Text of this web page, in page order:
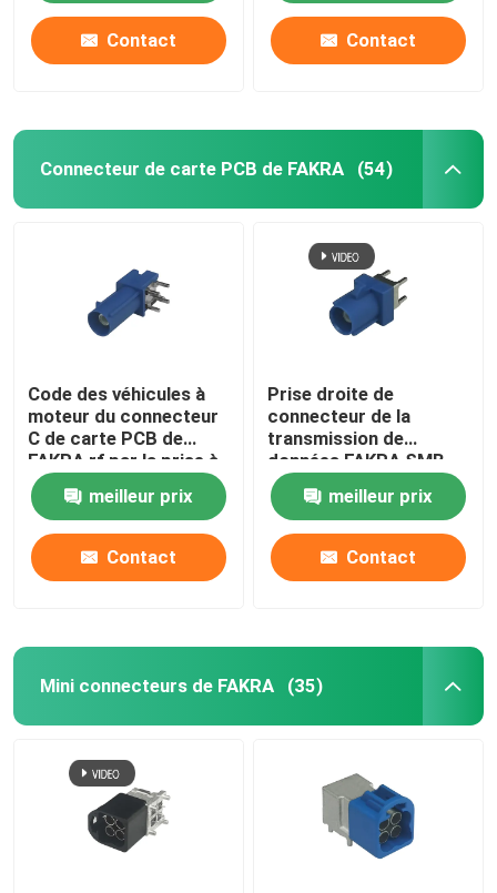
Contact Contact
Connecteur de carte PCB de FAKRA (54)
Code des véhicules à
moteur du connecteur
C de carte PCB de
FAKRA rf par la prise à
angle droit de trou
meilleur prix
Contact
Prise droite de
connecteur de la
transmission de
données FAKRA SMB
pour le bâti de panneau
de carte PCBmeilleur prix
Contact
Mini connecteurs de FAKRA (35)